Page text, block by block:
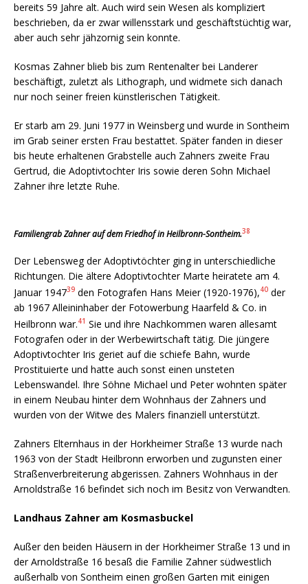
bereits 59 Jahre alt. Auch wird sein Wesen als kompliziert
beschrieben, da er zwar willensstark und geschäftstüchtig war,
aber auch sehr jähzornig sein konnte.
Kosmas Zahner blieb bis zum Rentenalter bei Landerer
beschäftigt, zuletzt als Lithograph, und widmete sich danach
nur noch seiner freien künstlerischen Tätigkeit.
Er starb am 29. Juni 1977 in Weinsberg und wurde in Sontheim
im Grab seiner ersten Frau bestattet. Später fanden in dieser
bis heute erhaltenen Grabstelle auch Zahners zweite Frau
Gertrud, die Adoptivtochter Iris sowie deren Sohn Michael
Zahner ihre letzte Ruhe.
Familiengrab Zahner auf dem Friedhof in Heilbronn-Sontheim.38
Der Lebensweg der Adoptivtöchter ging in unterschiedliche
Richtungen. Die ältere Adoptivtochter Marte heiratete am 4.
Januar 194739 den Fotografen Hans Meier (1920-1976),40 der
ab 1967 Alleininhaber der Fotowerbung Haarfeld & Co. in
Heilbronn war.41 Sie und ihre Nachkommen waren allesamt
Fotografen oder in der Werbewirtschaft tätig. Die jüngere
Adoptivtochter Iris geriet auf die schiefe Bahn, wurde
Prostituierte und hatte auch sonst einen unsteten
Lebenswandel. Ihre Söhne Michael und Peter wohnten später
in einem Neubau hinter dem Wohnhaus der Zahners und
wurden von der Witwe des Malers finanziell unterstützt.
Zahners Elternhaus in der Horkheimer Straße 13 wurde nach
1963 von der Stadt Heilbronn erworben und zugunsten einer
Straßenverbreiterung abgerissen. Zahners Wohnhaus in der
Arnoldstraße 16 befindet sich noch im Besitz von Verwandten.
Landhaus Zahner am Kosmasbuckel
Außer den beiden Häusern in der Horkheimer Straße 13 und in
der Arnoldstraße 16 besaß die Familie Zahner südwestlich
außerhalb von Sontheim einen großen Garten mit einigen